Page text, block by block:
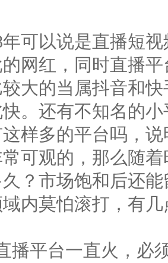
年可以说是直播短
的网红，同时直播
大的当属抖音和
。还有不知名的
样多的平台吗，
可观的，那么随
？市场饱和后还
内莫怕滚打，有
播平台一直火，必